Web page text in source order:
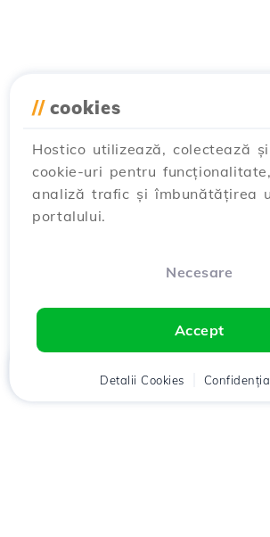
// cookies
Hostico utilizează, colectează
cookie-uri pentru
analiză trafic și îmbunătățirea
portalului.
Necesare
Accept
Detalii Cookies
Client Coș